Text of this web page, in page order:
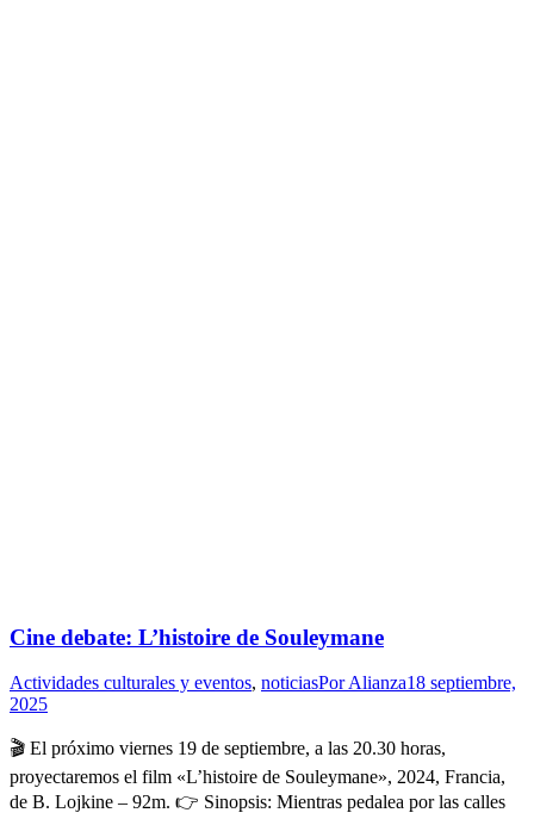
Cine debate: L’histoire de Souleymane
Actividades culturales y eventos, noticiasPorAlianza18 septiembre,
2025
🎬 El próximo viernes 19 de septiembre, a las 20.30 horas,
proyectaremos el film «L’histoire de Souleymane», 2024, Francia,
de B. Lojkine – 92m. 👉 Sinopsis: Mientras pedalea por las calles